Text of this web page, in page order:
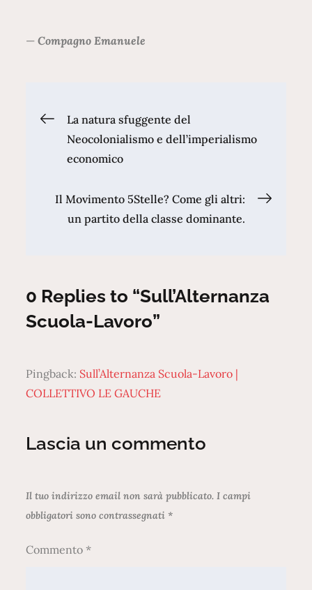
—Compagno Emanuele
Navigazione
articoli
La natura sfuggente del
Neocolonialismo e dell’imperialismo
economico
Il Movimento 5Stelle? Come gli altri:
un partito della classe dominante.
0 Replies to “Sull’Alternanza
Scuola-Lavoro”
Pingback: Sull’Alternanza Scuola-Lavoro |
COLLETTIVO LE GAUCHE
Lascia un commento
Il tuo indirizzo email non sarà pubblicato. I campi
obbligatori sono contrassegnati *
Commento*